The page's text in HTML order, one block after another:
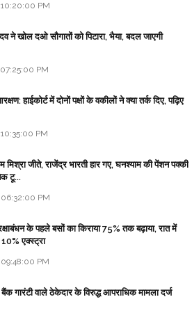
PM
ने खोल दओ सौगातों को पिटारा, भैया, बदल जाएगी
PM
हाईकोर्ट में दोनों पक्षों के वकीलों ने क्या तर्क दिए, पढ़िए
PM
मिश्रा जीते, राजेंद्र भारती हार गए, घनश्याम की पेंशन पक्की
टू...
PM
के पहले बसों का किराया 75% तक बढ़ाया, रात में
एक्स्ट्रा
PM
बैंक गारंटी वाले ठेकेदार के विरुद्ध आपराधिक मामला दर्ज